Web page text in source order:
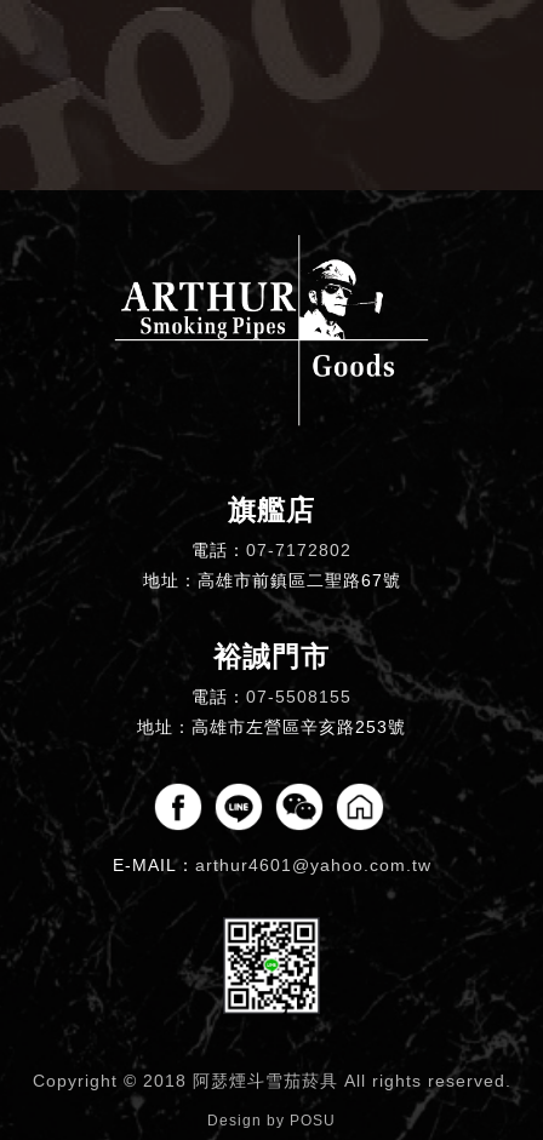
旗艦店
電話： 07-7172802
地址：高雄市前鎮區二聖路67號
裕誠門市
電話： 07-5508155
地址：高雄市左營區辛亥路253號
E-MAIL： arthur4601@yahoo.com.tw
Copyright © 2018 阿瑟煙斗雪茄菸具 All rights reserved.
Design by POSU